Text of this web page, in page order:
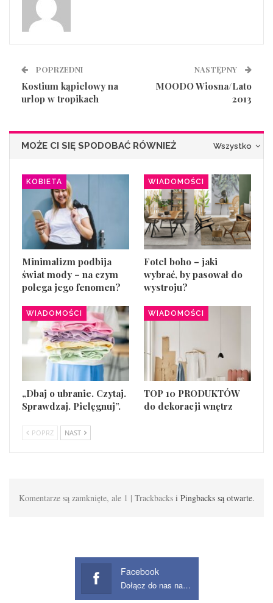
POPRZEDNI
Kostium kąpielowy na
urlop w tropikach
NASTĘPNY
MOODO Wiosna/Lato
2013
Wszystko
MOŻE CI SIĘ SPODOBAĆ RÓWNIEŻ
KOBIETA
Minimalizm podbija
świat mody – na czym
polega jego fenomen?
WIADOMOŚCI
Fotel boho – jaki
wybrać, by pasował do
wystroju?
WIADOMOŚCI
„Dbaj o ubranie. Czytaj.
Sprawdzaj. Pielęgnuj”.
WIADOMOŚCI
TOP 10 PRODUKTÓW
do dekoracji wnętrz
POPRZ NAST
Komentarze są zamknięte, ale 1 | Trackbacks i Pingbacks są otwarte.
Facebook
Dołącz do nas na Facebook